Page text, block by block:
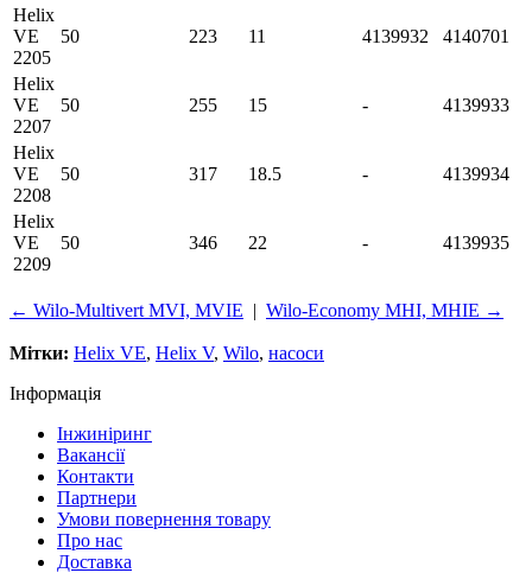
Helix
VE
2205
50 223 11 4139932 4140701
Helix
VE
2207
50 255 15 - 4139933
Helix
VE
2208
50 317 18.5 - 4139934
Helix
VE
2209
50 346 22 - 4139935
← Wilo-Multivert MVI, MVIE | Wilo-Economy MHI, MHIE →
Мітки: Helix VE, Helix V, Wilo, насоси
Інформація
Інжиніринг
Вакансії
Контакти
Партнери
Умови повернення товару
Про нас
Доставка